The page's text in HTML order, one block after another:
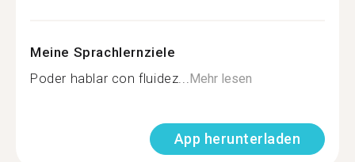
Meine Sprachlernziele
Poder hablar con fluidez...Mehr lesen
App herunterladen